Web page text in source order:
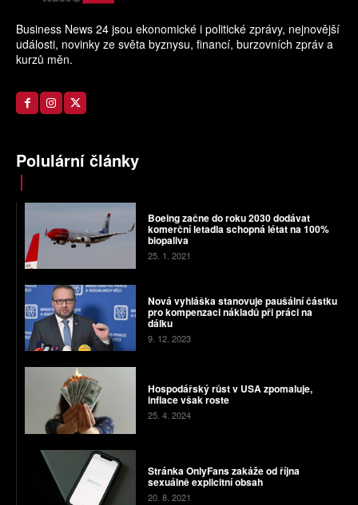
Business News 24 jsou ekonomické i politické zprávy, nejnovější
události, novinky ze světa byznysu, financí, burzovních zpráv a
kurzů měn.
Polulární články
Boeing začne do roku 2030 dodávat
komerční letadla schopná létat na 100%
biopaliva
25. 1. 2021
Nová vyhláška stanovuje paušální částku
pro kompenzaci nákladů při práci na
dálku
9. 12. 2023
Hospodářský růst v USA zpomaluje,
inflace však roste
25. 4. 2024
Stránka OnlyFans zakáže od října
sexuálně explicitní obsah
20. 8. 2021